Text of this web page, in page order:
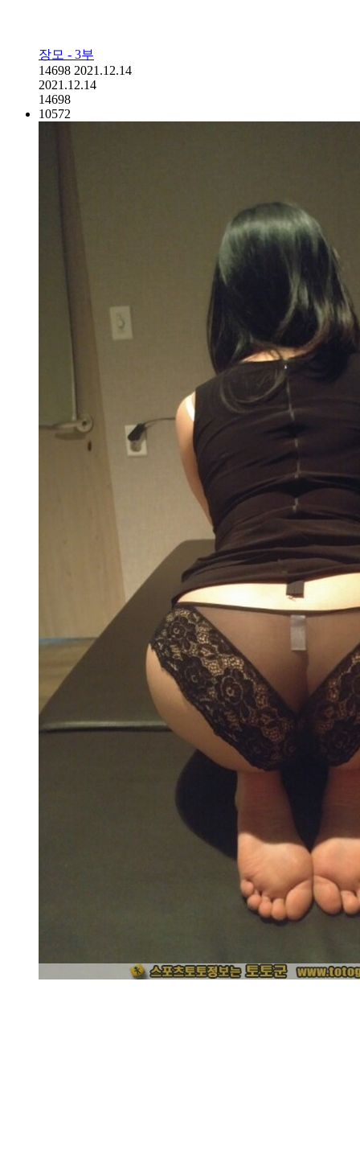
장모 - 3부
14698 2021.12.14
2021.12.14
14698
10572